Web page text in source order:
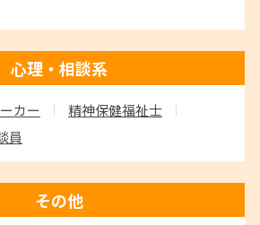
心理・相談系
カー
精神保健福祉士
員
その他